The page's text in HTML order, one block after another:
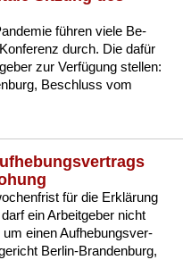
führen vie­le Be­
durch. Die dafür
zur Verfügung stel­len:
Be­schluss vom
für die Erklärung
ein Ar­beit­ge­ber nicht
um ei­nen Auf­he­bungs­ver­
Ber­lin-Bran­den­burg,